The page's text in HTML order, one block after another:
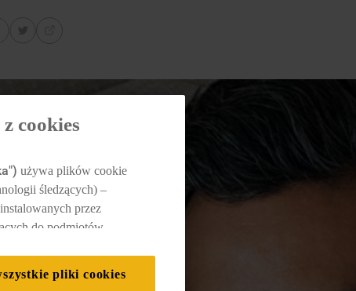
cookies
używa plików cookie
śledzących) –
przez
do podmiotów
przeglądania
pliki cookies